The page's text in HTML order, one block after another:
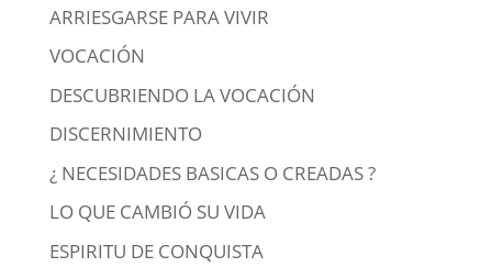
ARRIESGARSE PARA VIVIR
VOCACIÓN
DESCUBRIENDO LA VOCACIÓN
DISCERNIMIENTO
¿ NECESIDADES BASICAS O CREADAS ?
LO QUE CAMBIÓ SU VIDA
ESPIRITU DE CONQUISTA